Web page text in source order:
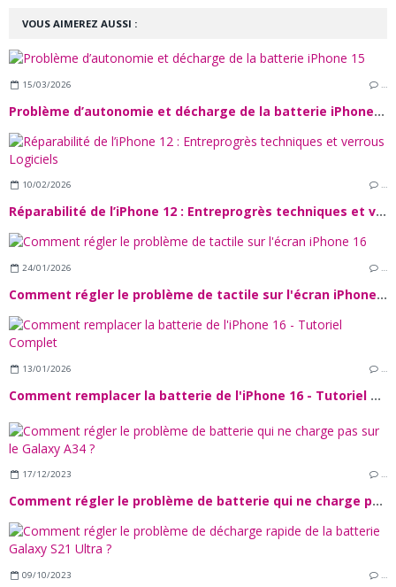
VOUS AIMEREZ AUSSI :
15/03/2026 …
Problème d’autonomie et décharge de la batterie iPhone 15
10/02/2026 …
Réparabilité de l’iPhone 12 : Entreprogrès techniques et verrous Logiciels
24/01/2026 …
Comment régler le problème de tactile sur l'écran iPhone 16
13/01/2026 …
Comment remplacer la batterie de l'iPhone 16 - Tutoriel Complet
17/12/2023 …
Comment régler le problème de batterie qui ne charge pas sur le Galaxy A34 ?
09/10/2023 …